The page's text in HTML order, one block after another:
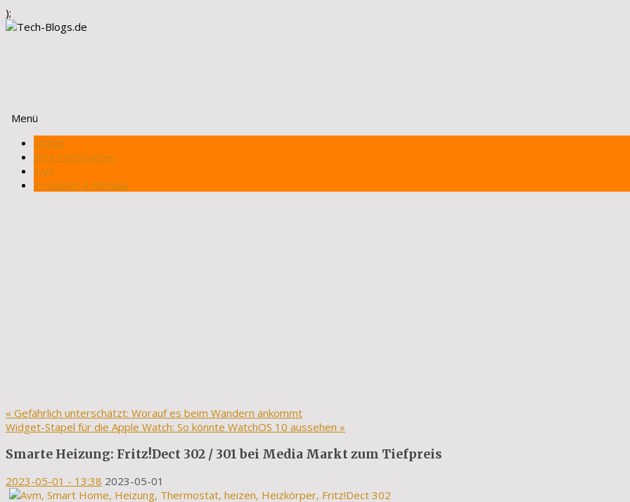
);
Menü
Zum
Inhalt
springen
Artikel
Blog registrieren
FAQ
Produkte & Review
« Gefährlich unterschätzt: Worauf es beim Wandern ankommt
Widget-Stapel für die Apple Watch: So könnte WatchOS 10 aussehen »
Smarte Heizung: Fritz!Dect 302 / 301 bei Media Markt zum Tiefpreis
2023-05-01 - 13:38 2023-05-01